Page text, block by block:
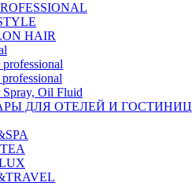
HAIR
Oil Fluid
ДЛЯ ОТЕЛЕЙ И ГОСТИНИЦ